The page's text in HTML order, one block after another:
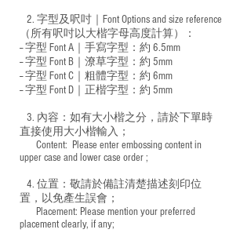
2. 字型及呎吋｜ Font Options and size reference
（所有呎吋以大楷字母高度計算）：
-- 字型 Font A｜手寫字型：約 6.5mm
-- 字型 Font B｜潦草字型： 約 5mm
-- 字型 Font C｜粗體字型：約 6mm
-- 字型 Font D｜正楷字型： 約 5mm
3. 內容：如有大小楷之分，請於下單時
直接使用大小楷輸入；
​ Content: Please enter embossing content in
upper case and lower case order ;
4. 位置：敬請於備註清楚描述刻印位
置，以免產生誤會；
​ Placement: Please mention your preferred
placement clearly, if any;